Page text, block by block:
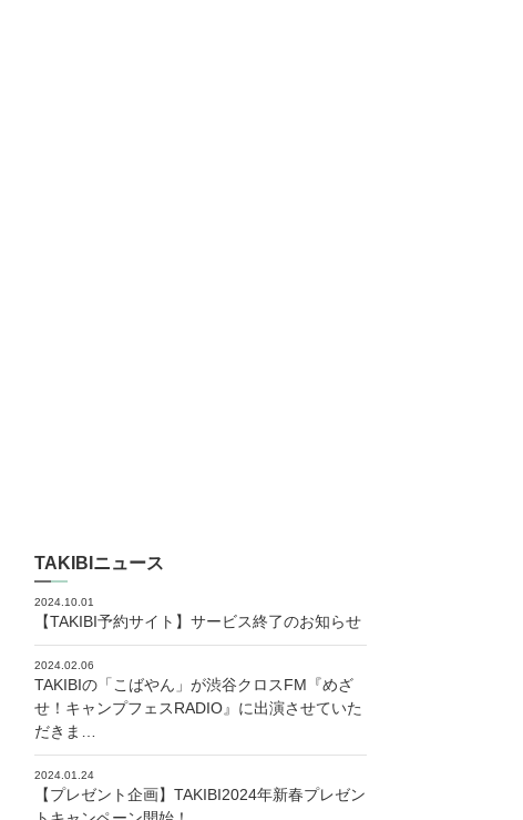
TAKIBIニュース
2024.10.01
【TAKIBI予約サイト】サービス終了のお知らせ
2024.02.06
TAKIBIの「こばやん」が渋谷クロスFM『めざ
せ！キャンプフェスRADIO』に出演させていた
だきま…
2024.01.24
【プレゼント企画】TAKIBI2024年新春プレゼン